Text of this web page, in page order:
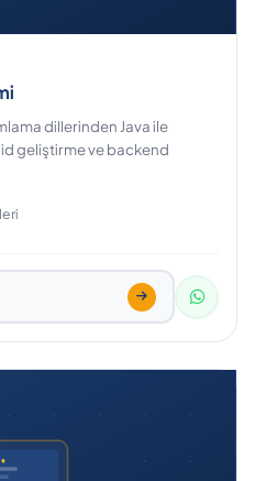
dillerinden Java ile
geliştirme ve backend